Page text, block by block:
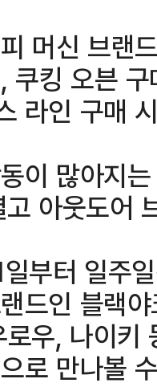
머신 브랜
쿠킹 오븐
라인 구매
이 많아지
고 아웃도어
부터 일주
드인 블랙
우, 나이키
로 만나볼